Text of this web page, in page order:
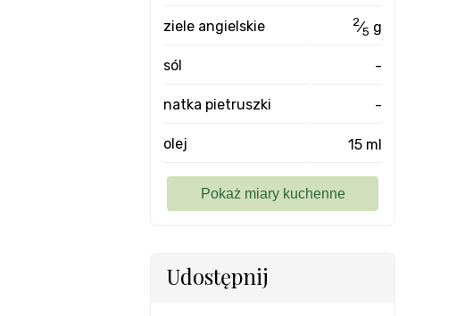
ziele angielskie 2⁄5 g
sól -
natka pietruszki -
olej 15 ml
Udostępnij